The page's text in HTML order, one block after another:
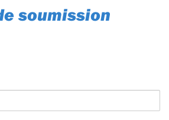
soumission